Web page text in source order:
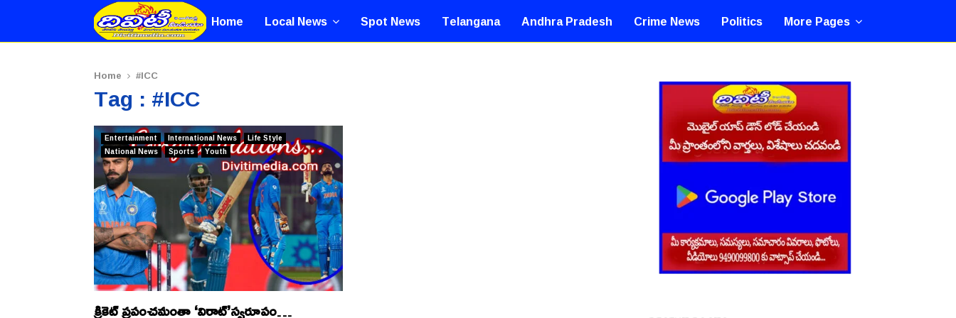
Home Local News Spot News Telangana Andhra Pradesh Crime News Politics More Pages
Home #ICC
Tag : #ICC
Entertainment International News
Life Style
National News
Sports Youth
క్రికెట్ ప్రపంచమంతా ‘విరాట్’స్వరూపం…